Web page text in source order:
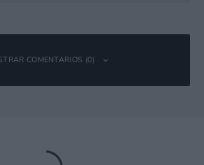
COMENTARIOS (0)
no será publicada.